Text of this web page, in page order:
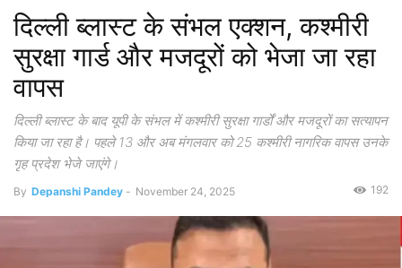
दिल्ली ब्लास्ट के संभल एक्शन, कश्मीरी
सुरक्षा गार्ड और मजदूरों को भेजा जा रहा
वापस
दिल्ली ब्लास्ट के बाद यूपी के संभल में कश्मीरी सुरक्षा गार्डों और मजदूरों का सत्यापन
किया जा रहा है। पहले 13 और अब मंगलवार को 25 कश्मीरी नागरिक वापस उनके
गृह प्रदेश भेजे जाएंगे।
By Depanshi Pandey - November 24, 2025 192